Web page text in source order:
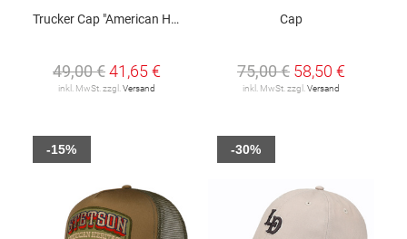
Trucker Cap "American Heritage"
49,00 €41,65 €
inkl. MwSt. zzgl.Versand
Cap
75,00 € 58,50 €
inkl. MwSt. zzgl.Versand
-15% -30%